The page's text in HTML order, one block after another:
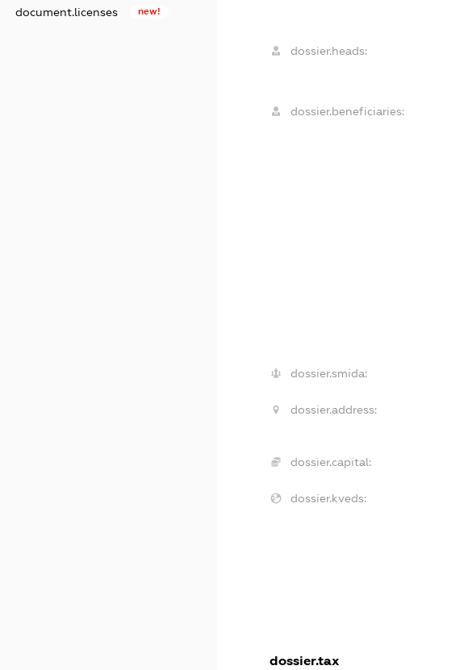
document.licenses new!
dossier.heads:
dossier.beneficiaries:
dossier.smida:
dossier.address:
dossier.capital:
dossier.kveds:
dossier.tax